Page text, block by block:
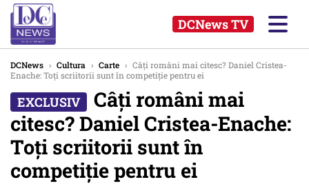
DCNews TV
DCNews › Cultura › Carte › Câți români mai citesc? Daniel Cristea-
Enache: Toți scriitorii sunt în competiție pentru ei
Câți români mai
citesc? Daniel Cristea-Enache:
Toți scriitorii sunt în
competiție pentru ei